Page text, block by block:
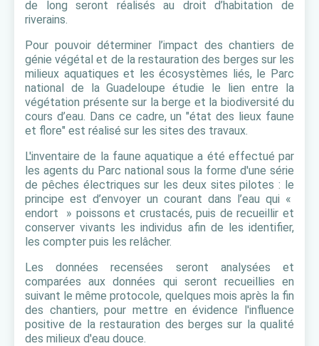
de long seront réalisés au droit d’habitation de
riverains.
Pour pouvoir déterminer l’impact des chantiers de
génie végétal et de la restauration des berges sur les
milieux aquatiques et les écosystèmes liés, le Parc
national de la Guadeloupe étudie le lien entre la
végétation présente sur la berge et la biodiversité du
cours d’eau. Dans ce cadre, un "état des lieux faune
et flore" est réalisé sur les sites des travaux.
L'inventaire de la faune aquatique a été effectué par
les agents du Parc national sous la forme d'une série
de pêches électriques sur les deux sites pilotes : le
principe est d’envoyer un courant dans l’eau qui «
endort » poissons et crustacés, puis de recueillir et
conserver vivants les individus afin de les identifier,
les compter puis les relâcher.
Les données recensées seront analysées et
comparées aux données qui seront recueillies en
suivant le même protocole, quelques mois après la fin
des chantiers, pour mettre en évidence l'influence
positive de la restauration des berges sur la qualité
des milieux d'eau douce.